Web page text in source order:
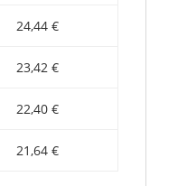
24,44 €
23,42 €
22,40 €
21,64 €